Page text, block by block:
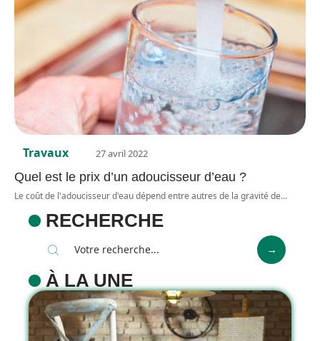
Travaux 27 avril 2022
Quel est le prix d’un adoucisseur d’eau ?
Le coût de l'adoucisseur d'eau dépend entre autres de la gravité de…
RECHERCHE
À LA UNE